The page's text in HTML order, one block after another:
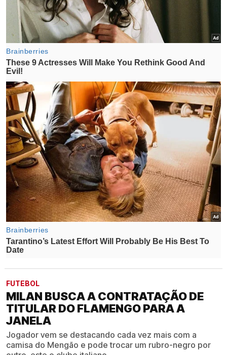
FUTEBOL
MILAN BUSCA A CONTRATAÇÃO DE
TITULAR DO FLAMENGO PARA A
JANELA
Jogador vem se destacando cada vez mais com a
camisa do Mengão e pode trocar um rubro-negro por